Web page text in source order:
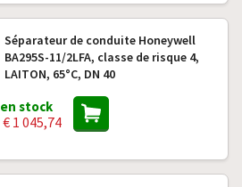
Séparateur de conduite Honeywell
BA295S-11/2LFA, classe de risque 4,
LAITON, 65°C, DN 40
en stock
€ 1 045,74